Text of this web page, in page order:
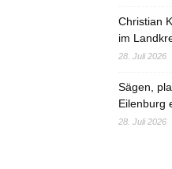
Christian
im
28. Juli 2026
Sägen,
Eilenburg
28. Juli 2026